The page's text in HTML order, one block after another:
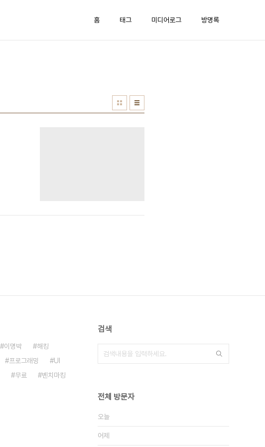
홈 태그 미디어로그 방명록
이명박
해킹
프로그래밍
UI
무료
벤치마킹
검색
전체 방문자
오늘
어제